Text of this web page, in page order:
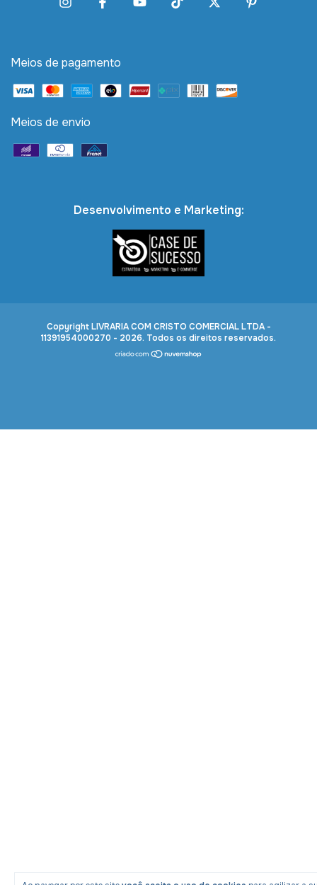
Meios de pagamento
Meios de envio
Desenvolvimento e Marketing:
Copyright LIVRARIA COM CRISTO COMERCIAL LTDA -
11391954000270 - 2026. Todos os direitos reservados.